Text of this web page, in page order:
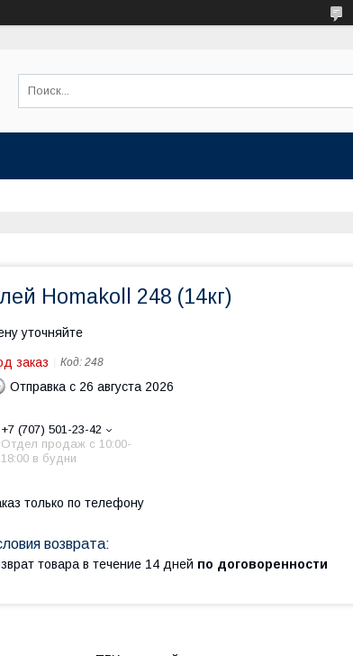
Homakoll 248 (14кг)
уточняйте
заказ Код: 248
Отправка с 26 августа 2026
+7 (707) 501-23-42
Отдел продаж c 10:00-
18:00 в будни
только по телефону
товара в течение 14 дней по договоренности